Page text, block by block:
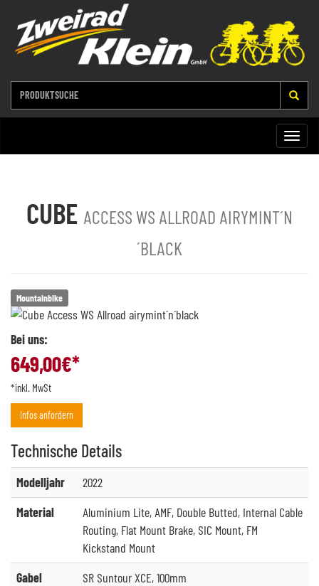
Toggle
CUBE ACCESS WS ALLROAD AIRYMINT´N
´BLACK
Mountainbike
Bei uns:
649,00€*
*inkl. MwSt
Infos anfordern
Technische Details
Modelljahr
2022
Material
Aluminium Lite, AMF, Double Butted, Internal Cable
Routing, Flat Mount Brake, SIC Mount, FM
Kickstand Mount
Gabel
SR Suntour XCE, 100mm